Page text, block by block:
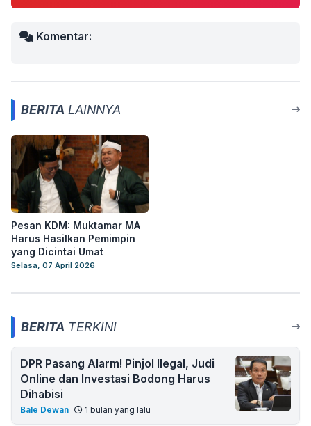
Komentar:
BERITA LAINNYA
Pesan KDM: Muktamar MA
Harus Hasilkan Pemimpin
yang Dicintai Umat
Selasa, 07 April 2026
BERITA TERKINI
DPR Pasang Alarm! Pinjol Ilegal, Judi
Online dan Investasi Bodong Harus
Dihabisi
Bale Dewan 1 bulan yang lalu